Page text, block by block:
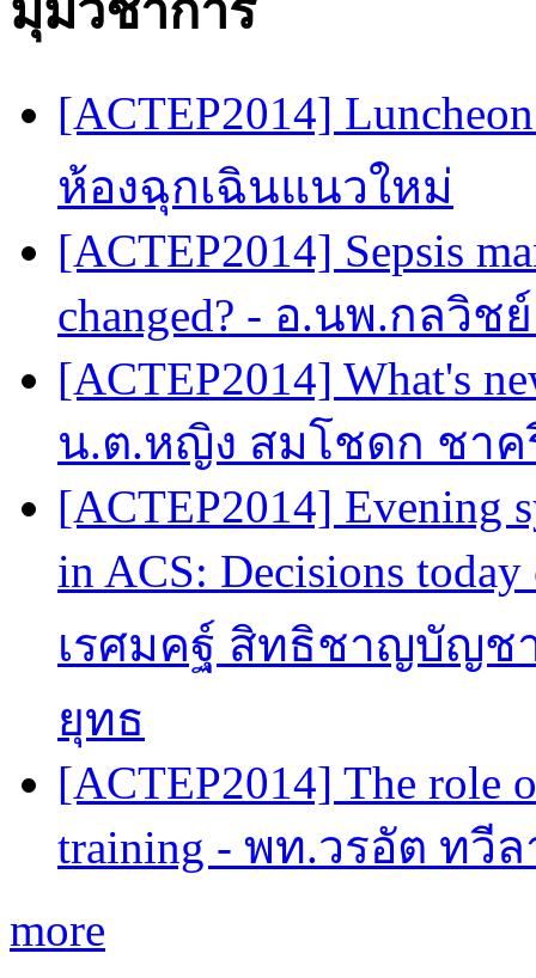
มุมวิชาการ
[ACTEP2014]
ห้องฉุกเฉินแนวใหม่
[ACTEP2014] Sepsis
changed? - อ.นพ.กลวิช
[ACTEP2014] What's
น.ต.หญิง สมโชดก ชาค
[ACTEP2014] Evening
in ACS: Decisions
เรศมคฐ์ สิทธิชาญบัญช
ยุทธ
[ACTEP2014] The role
training - พท.วรอัต ทวี
more